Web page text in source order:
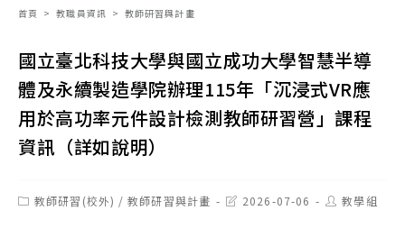
首頁 > 教職員資訊 > 教師研習與計畫
國立臺北科技大學與國立成功大學智慧半導
體及永續製造學院辦理115年「沉浸式VR應
用於高功率元件設計檢測教師研習營」課程
資訊（詳如說明）
Post教師研習(校外) / 教師研習與計畫
Post2026-07-06
Post教學組